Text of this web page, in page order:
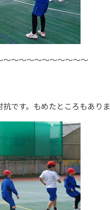
～～～～～～～～～～
です。もめたところもあり